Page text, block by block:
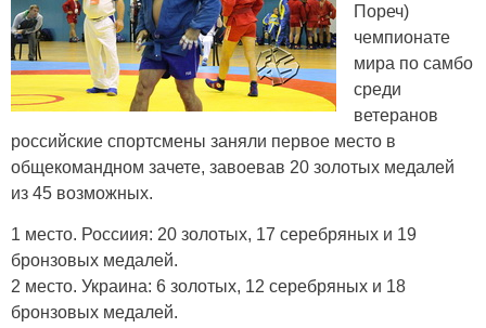
Пореч)
чемпионате
мира по самбо
среди
ветеранов
российские спортсмены заняли первое место в
общекомандном зачете, завоевав 20 золотых медалей
из 45 возможных.
1 место. Россиия: 20 золотых, 17 серебряных и 19
бронзовых медалей.
2 место. Украина: 6 золотых, 12 серебряных и 18
бронзовых медалей.